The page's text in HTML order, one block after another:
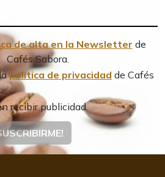
de alta en la Newsletter de
Cafés Sabora.
política de privacidad de Cafés
recibir publicidad.